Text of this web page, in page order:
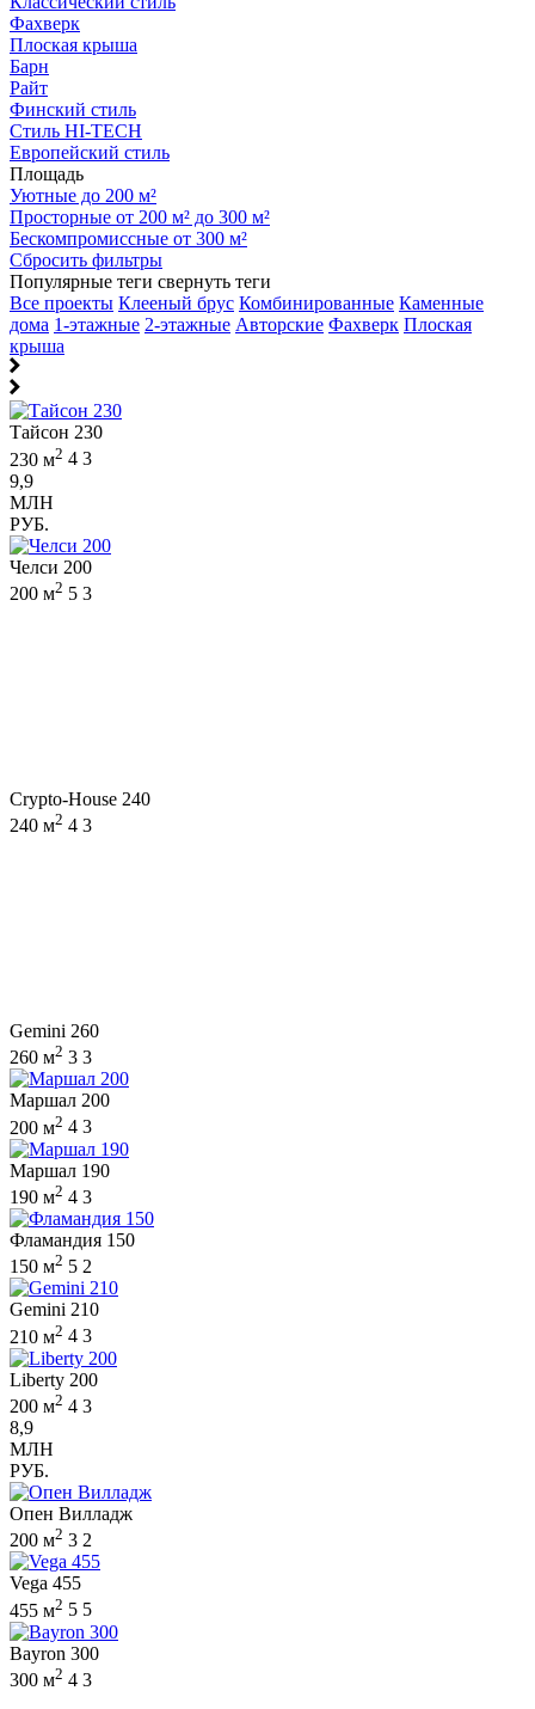
Фахверк
Плоская крыша
Барн
Райт
Финский стиль
Стиль HI-TECH
Европейский стиль
Площадь
Уютные до 200 м²
Просторные от 200 м² до 300 м²
Бескомпромиссные от 300 м²
Сбросить фильтры
Популярные теги свернуть теги
Все проекты Клееный брус Комбинированные Каменные
дома 1-этажные 2-этажные Авторские Фахверк Плоская
крыша
Тайсон 230
230 м2 4 3
9,9
МЛН
РУБ.
Челси 200
200 м2 5 3
Crypto-House 240
240 м2 4 3
Gemini 260
260 м2 3 3
Маршал 200
200 м2 4 3
Маршал 190
190 м2 4 3
Фламандия 150
150 м2 5 2
Gemini 210
210 м2 4 3
Liberty 200
200 м2 4 3
8,9
МЛН
РУБ.
Опен Вилладж
200 м2 3 2
Vega 455
455 м2 5 5
Bayron 300
300 м2 4 3